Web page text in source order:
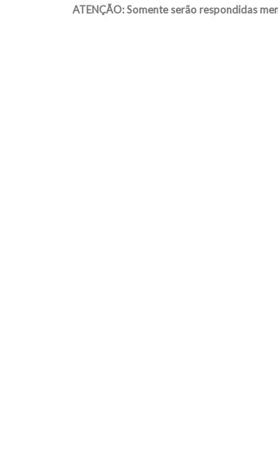
ATENÇÃO: Somente serão respondidas